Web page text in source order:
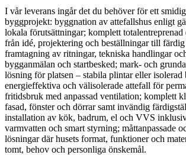
I vår leverans ingår det du behöver för ett
byggprojekt: byggnation av attefallshus enligt
lokala förutsättningar; komplett totalentreprenad
från idé, projektering och beställningar till
framtagning av ritningar, tekniska handlingar
bygganmälan och startbesked; mark- och
lösning för platsen – stabila plintar eller isolerad
energieffektiva och välisolerade attefall för
fritidsbruk med anpassad ventilation; komplett
fasad, fönster och dörrar samt invändig
installation av kök, badrum, el och VVS
varmvatten och smart styrning; måttanpassade
lösningar där husets format, funktioner och
tomt, behov och personliga önskemål.